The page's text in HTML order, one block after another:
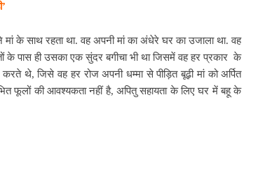
के साथ रहता था. वह अपनी मां का अंधेरे घर का उजाला था. वह
के पास ही उसका एक सुंदर बगीचा भी था जिसमें वह हर प्रकार के
थे, जिसे वह हर रोज अपनी धम्मा से पीड़ित बूढ़ी मां को अर्पित
फूलों की आवश्यकता नहीं है, अपितु सहायता के लिए घर में बहू के